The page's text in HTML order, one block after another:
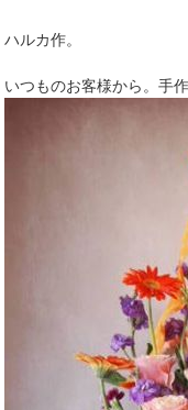
ハルカ作。
いつものお客様から。手